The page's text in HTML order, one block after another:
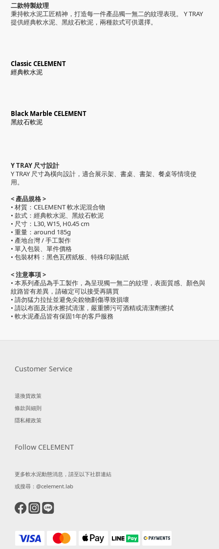
二款特製紋理
秉持軟水泥工匠精神，打造每一件產品獨一無二的紋理表現。 Y TRAY
提供經典軟水泥、黑紋石軟泥，兩種款式可供選擇。
Classic CELEMENT
經典軟水泥
Black Marble CELEMENT
黑紋石軟泥
Y TRAY 尺寸設計
Y TRAY尺寸為橫向設計，適合展示架、書桌、書架、餐桌等情境使
用。
< 產品規格 >
• 材質：CELEMENT 軟水泥混合物
• 款式：經典軟水泥、黑紋石軟泥
• 尺寸：L30, W15, H0.45 cm
• 重量：around 185g
• 產地台灣 / 手工製作
• 單入包裝、單件價格
• 包裝材料：黑色瓦楞紙板、特殊印刷貼紙
< 注意事項 >
• 本系列產品為手工製作，為呈現獨一無二的紋理，表面質感、顏色與
紋路皆有差異，請確定可以接受再購買
• 請勿猛力拉扯並避免尖銳物劃傷導致損壞
• 請以布面及清水擦拭清潔，嚴重髒污可酒精或清潔劑擦拭
• 軟水泥產品皆有保固1年的客戶服務
Customer Service
退換貨政策
條款與細則
隱私權政策
Follow CELEMENT
更多軟水泥動態消息，請至以下社群連結
或搜尋：@celement.lab